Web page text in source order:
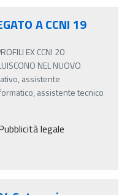
A CCNI 19
EX CCNI 20
NEL NUOVO
assistente
assistente tecnico
legale